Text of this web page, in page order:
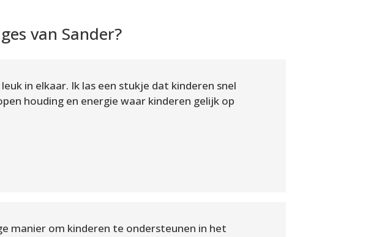
van Sander?
in elkaar. Ik las een stukje dat kinderen snel
houding en energie waar kinderen gelijk op
manier om kinderen te ondersteunen in het